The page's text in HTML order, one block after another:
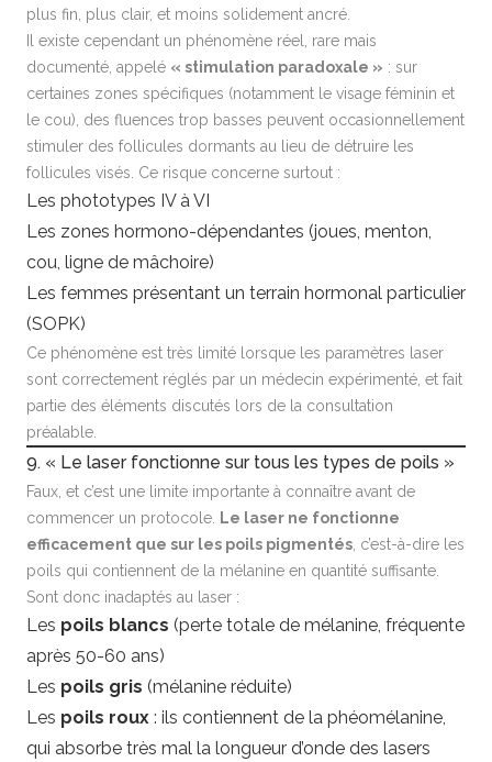
plus fin, plus clair, et moins solidement ancré.
Il existe cependant un phénomène réel, rare mais
documenté, appelé « stimulation paradoxale » : sur
certaines zones spécifiques (notamment le visage féminin et
le cou), des fluences trop basses peuvent occasionnellement
stimuler des follicules dormants au lieu de détruire les
follicules visés. Ce risque concerne surtout :
Les phototypes IV à VI
Les zones hormono-dépendantes (joues, menton,
cou, ligne de mâchoire)
Les femmes présentant un terrain hormonal particulier
(SOPK)
Ce phénomène est très limité lorsque les paramètres laser
sont correctement réglés par un médecin expérimenté, et fait
partie des éléments discutés lors de la consultation
préalable.
9. « Le laser fonctionne sur tous les types de poils »
Faux, et c’est une limite importante à connaître avant de
commencer un protocole.
Le laser ne fonctionne
efficacement que sur les poils pigmentés , c’est-à-dire les
poils qui contiennent de la mélanine en quantité suffisante.
Sont donc inadaptés au laser :
Les poils blancs (perte totale de mélanine, fréquente
après 50-60 ans)
Les poils gris (mélanine réduite)
Les poils roux : ils contiennent de la phéomélanine,
qui absorbe très mal la longueur d’onde des lasers